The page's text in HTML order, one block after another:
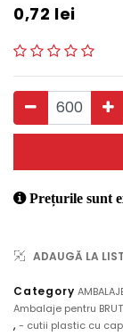
0,72 lei
Prețurile sunt
ADAUGĂ LA
Category
Ambalaje pentru
, - cutii plastic cu